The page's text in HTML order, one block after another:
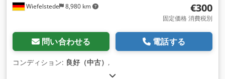
Wiefelstede 8,980 km €300
固定価格 消費税別
問い合わせる 電話する
コンディション: 良好（中古） ,